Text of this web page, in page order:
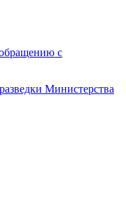
с
Министерства